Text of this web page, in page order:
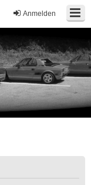
Anmelden